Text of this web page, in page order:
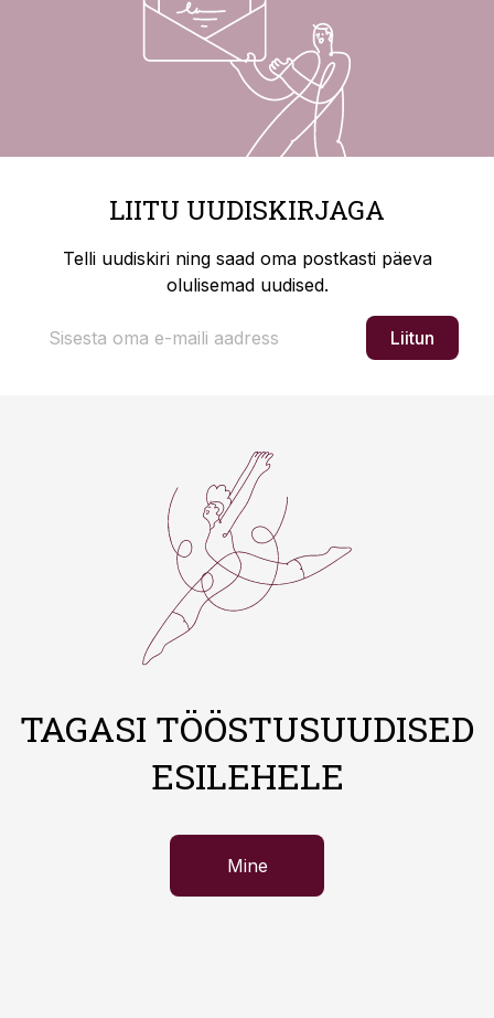
LIITU UUDISKIRJAGA
Telli uudiskiri ning saad oma postkasti päeva
olulisemad uudised.
Liitun
TAGASI TÖÖSTUSUUDISED
ESILEHELE
Mine